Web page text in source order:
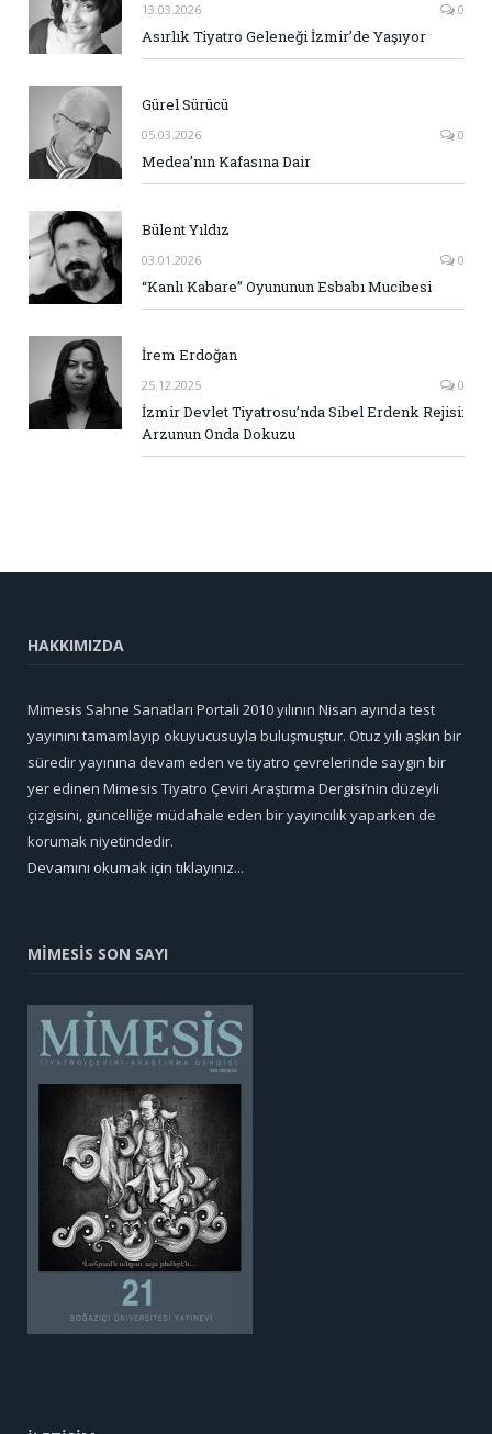
13.03.2026 0
Asırlık Tiyatro Geleneği İzmir’de Yaşıyor
Gürel Sürücü
05.03.2026 0
Medea’nın Kafasına Dair
Bülent Yıldız
03.01.2026 0
“Kanlı Kabare” Oyununun Esbabı Mucibesi
İrem Erdoğan
25.12.2025 0
İzmir Devlet Tiyatrosu’nda Sibel Erdenk Rejisi:
Arzunun Onda Dokuzu
HAKKIMIZDA
Mimesis Sahne Sanatları Portali 2010 yılının Nisan ayında test
yayınını tamamlayıp okuyucusuyla buluşmuştur. Otuz yılı aşkın bir
süredir yayınına devam eden ve tiyatro çevrelerinde saygın bir
yer edinen Mimesis Tiyatro Çeviri Araştırma Dergisi’nin düzeyli
çizgisini, güncelliğe müdahale eden bir yayıncılık yaparken de
korumak niyetindedir.
Devamını okumak için tıklayınız...
MİMESİS SON SAYI